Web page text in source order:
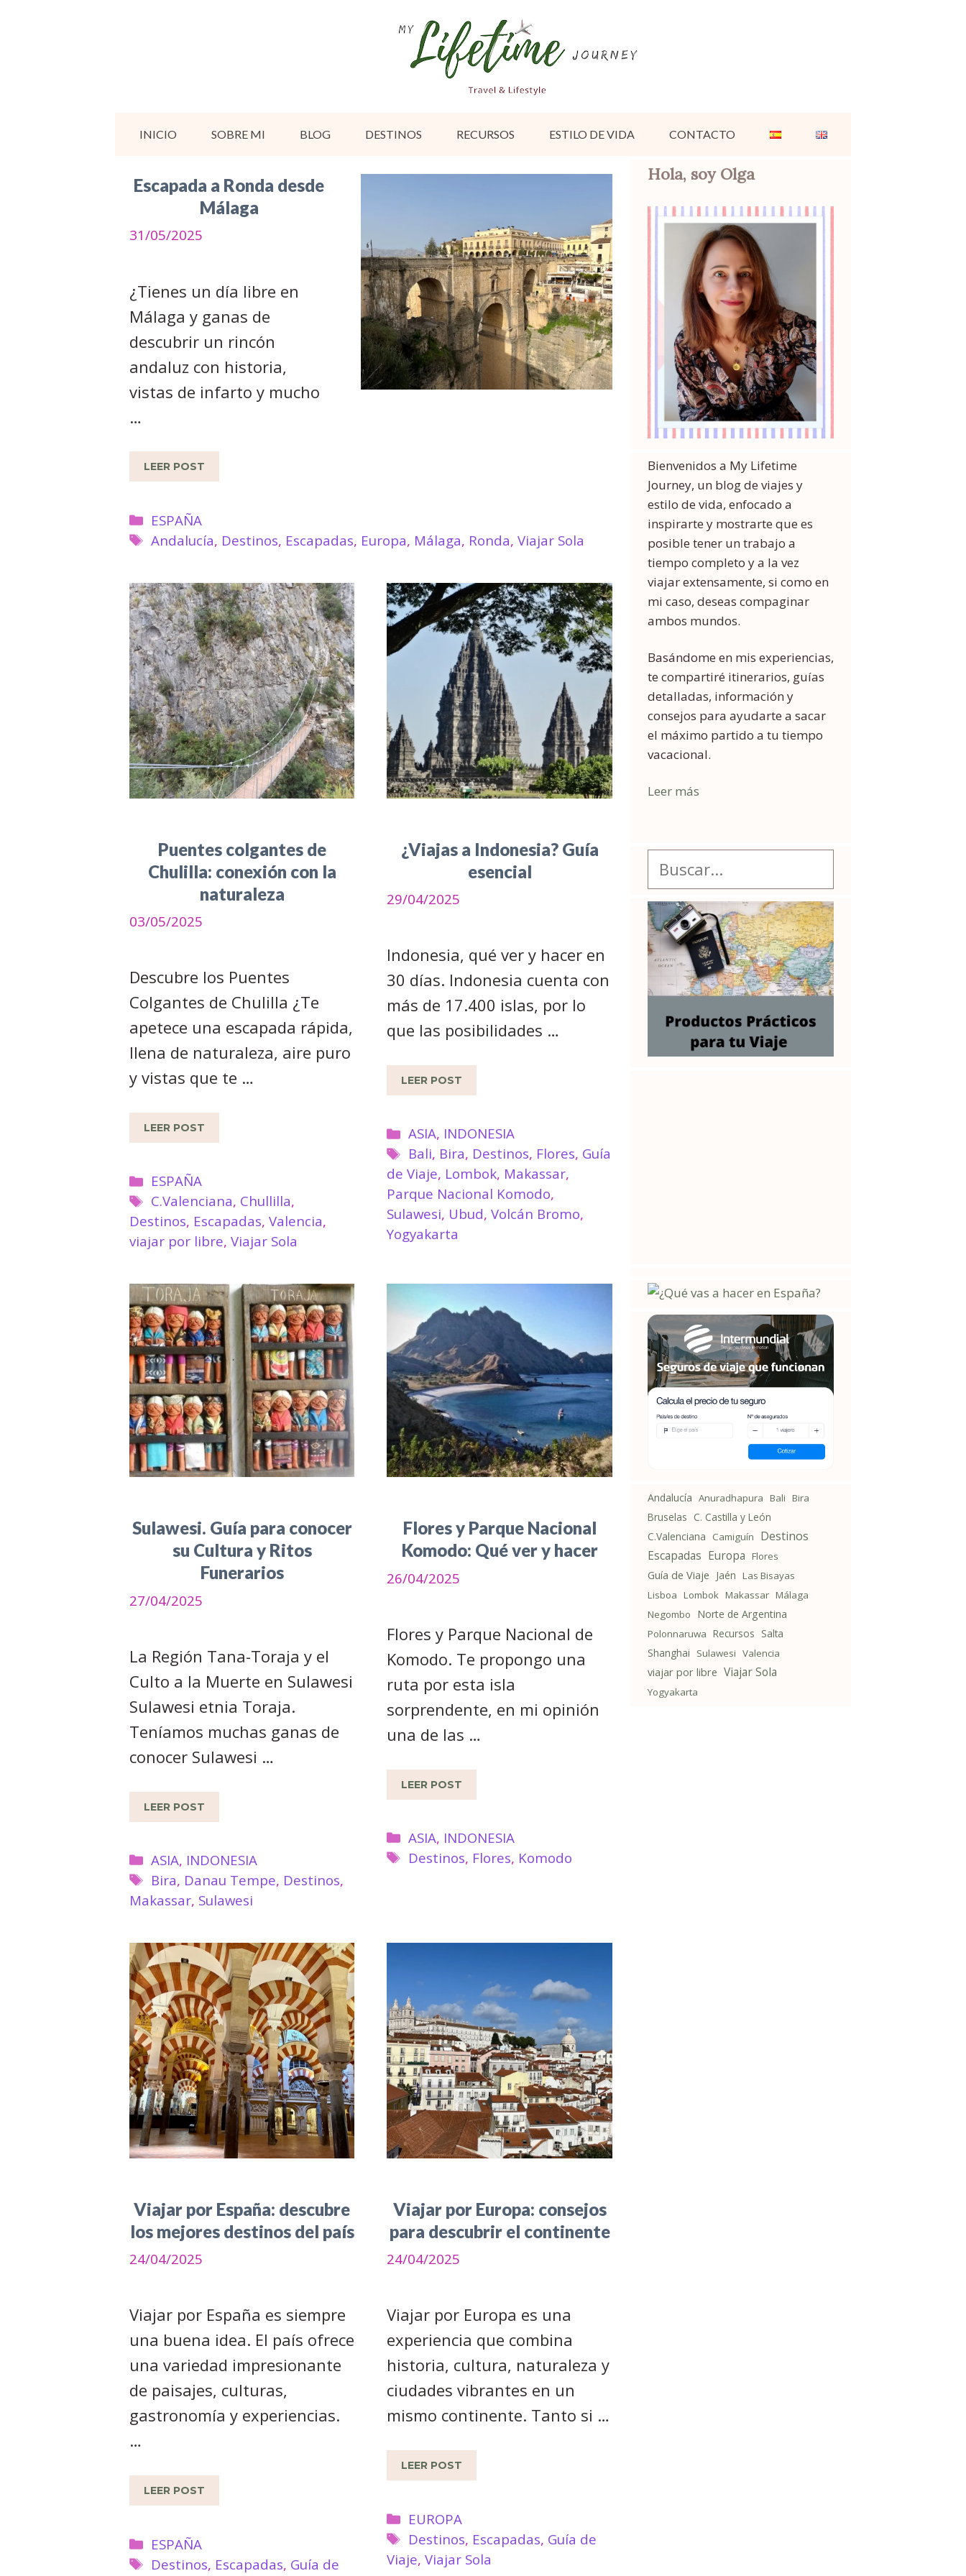
INICIO SOBRE MI BLOG DESTINOS RECURSOS ESTILO DE VIDA CONTACTO
Escapada a Ronda desde
Málaga
31/05/2025
¿Tienes un día libre en
Málaga y ganas de
descubrir un rincón
andaluz con historia,
vistas de infarto y mucho
…
LEER POST
Categorías
ESPAÑA
Etiquetas
Andalucía, Destinos, Escapadas, Europa, Málaga, Ronda, Viajar Sola
Puentes colgantes de
Chulilla: conexión con la
naturaleza
03/05/2025
Descubre los Puentes
Colgantes de Chulilla ¿Te
apetece una escapada rápida,
llena de naturaleza, aire puro
y vistas que te …
LEER POST
Categorías
ESPAÑA
Etiquetas
C.Valenciana, Chullilla,
Destinos, Escapadas, Valencia,
viajar por libre, Viajar Sola
¿Viajas a Indonesia? Guía
esencial
29/04/2025
Indonesia, qué ver y hacer en
30 días. Indonesia cuenta con
más de 17.400 islas, por lo
que las posibilidades …
LEER POST
Categorías
ASIA, INDONESIA
Etiquetas
Bali, Bira, Destinos, Flores, Guía
de Viaje, Lombok, Makassar,
Parque Nacional Komodo,
Sulawesi, Ubud,Volcán Bromo,
Yogyakarta
Sulawesi. Guía para conocer
su Cultura y Ritos
Funerarios
27/04/2025
La Región Tana-Toraja y el
Culto a la Muerte en Sulawesi
Sulawesi etnia Toraja.
Teníamos muchas ganas de
conocer Sulawesi …
LEER POST
Categorías
ASIA, INDONESIA
Etiquetas
Bira, Danau Tempe, Destinos,
Makassar, Sulawesi
Flores y Parque Nacional
Komodo: Qué ver y hacer
26/04/2025
Flores y Parque Nacional de
Komodo. Te propongo una
ruta por esta isla
sorprendente, en mi opinión
una de las …
LEER POST
Categorías
ASIA, INDONESIA
Etiquetas
Destinos, Flores, Komodo
Viajar por España: descubre
los mejores destinos del país
24/04/2025
Viajar por España es siempre
una buena idea. El país ofrece
una variedad impresionante
de paisajes, culturas,
gastronomía y experiencias.
…
LEER POST
Categorías
ESPAÑA
Etiquetas
Destinos, Escapadas, Guía de
Viajar por Europa: consejos
para descubrir el continente
24/04/2025
Viajar por Europa es una
experiencia que combina
historia, cultura, naturaleza y
ciudades vibrantes en un
mismo continente. Tanto si …
LEER POST
Categorías
EUROPA
Etiquetas
Destinos, Escapadas, Guía de
Viaje,Viajar Sola
Hola, soy Olga
Bienvenidos a My Lifetime
Journey, un blog de viajes y
estilo de vida, enfocado a
inspirarte y mostrarte que es
posible tener un trabajo a
tiempo completo y a la vez
viajar extensamente, si como en
mi caso, deseas compaginar
ambos mundos.
Basándome en mis experiencias,
te compartiré itinerarios, guías
detalladas, información y
consejos para ayudarte a sacar
el máximo partido a tu tiempo
vacacional.
Leer más
Andalucía Anuradhapura Bali Bira
Bruselas C. Castilla y León
C.Valenciana
Camiguín Destinos
Escapadas Europa Flores
Guía de Viaje Jaén Las Bisayas
Lisboa Lombok Makassar Málaga
Negombo
Norte de Argentina
Polonnaruwa Recursos Salta
Shanghai
Sulawesi Valencia
viajar por libre Viajar Sola
Yogyakarta